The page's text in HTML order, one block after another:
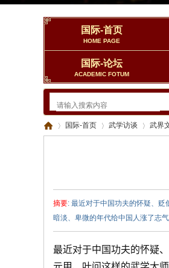
国际-首页
HOME PAGE
国际-论坛
ACADEMIC FOTUM
国际-首页 武学访谈 武界
摘要: 最近对于中国功夫的怀疑、
暗淡、卑微的年代给中国人涨了志
最近对于中国功夫的怀疑